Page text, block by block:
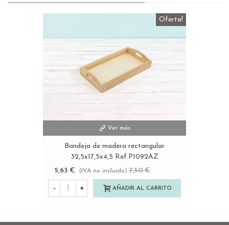
Oferta!
Ver más
Bandeja de madera rectangular
32,5x17,5x4,5 Ref.P1092AZ
5,63 €
(IVA no incluido) 7,50 €
- + AÑADIR AL CARRITO